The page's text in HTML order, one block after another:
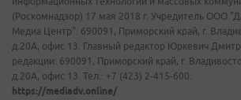
(Роскомнадзор) 17 мая 2018 г. Учредитель ООО
Медиа Центр". 690091, Приморский край, г.
д.20А, офис 13. Главный редактор Юркевич
редакции: 690091, Приморский край, г.
д.20А, офис 13. Тел.: +7 (423) 2-415-600.
https://mediadv.online/